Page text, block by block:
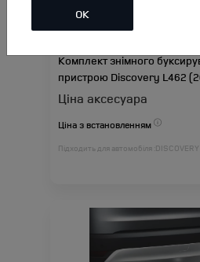
Комплект знімного
пристрою Discovery L462
Ціна аксесуара
Ціна з встановленням
Підходить для автомобіля : DISCOVERY
ОК